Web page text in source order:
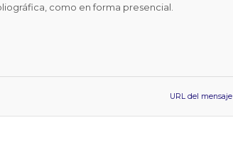
como en forma presencial.
URL del mensaje